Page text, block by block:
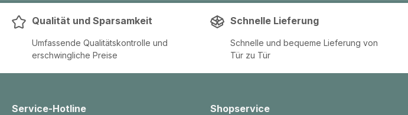
Qualität und Sparsamkeit
Umfassende Qualitätskontrolle und
erschwingliche Preise
Schnelle Lieferung
Schnelle und bequeme Lieferung von
Tür zu Tür
Service-Hotline Shopservice